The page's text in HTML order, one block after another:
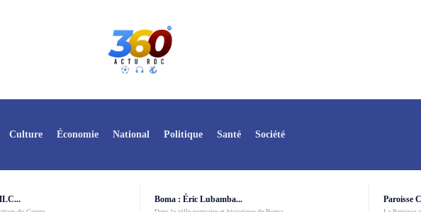
Culture Économie National Politique Santé Société
Boma : Éric Lubamba... Paroisse